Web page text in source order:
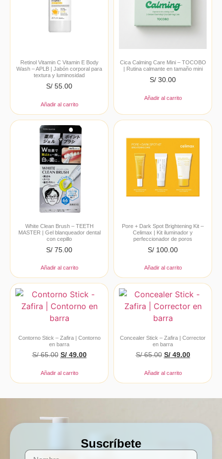
Retinol Vitamin C Vitamin E Body
Wash – APLB | Jabón corporal para
textura y luminosidad
S/ 55.00
Añadir al carrito
Cica Calming Care Mini – TOCOBO
| Rutina calmante en tamaño mini
S/ 30.00
Añadir al carrito
White Clean Brush – TEETH
MASTER | Gel blanqueador dental
con cepillo
S/ 75.00
Añadir al carrito
Pore + Dark Spot Brightening Kit –
Celimax | Kit iluminador y
perfeccionador de poros
S/ 100.00
Añadir al carrito
Contorno Stick – Zafira | Contorno
en barra
S/65.00 S/49.00
Añadir al carrito
Concealer Stick – Zafira | Corrector
en barra
S/65.00 S/49.00
Añadir al carrito
Suscríbete